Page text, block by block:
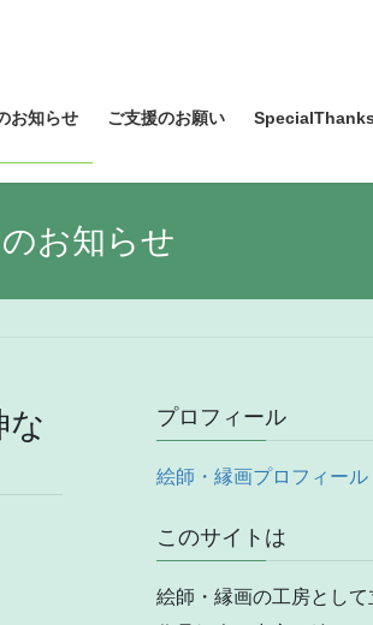
お知らせ ご支援のお願い SpecialThanks
お知らせ
な
プロフィール
絵師・縁画プロフィール
このサイトは
絵師・縁画の工房として